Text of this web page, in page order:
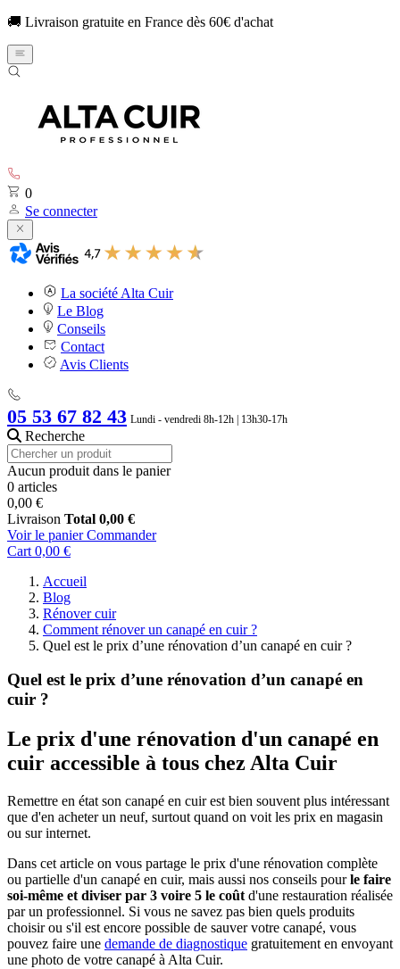
🚚 Livraison gratuite en France dès 60€ d'achat
0
Se connecter
La société Alta Cuir
Le Blog
Conseils
Contact
Avis Clients
05 53 67 82 43 Lundi - vendredi 8h-12h | 13h30-17h
Recherche
Aucun produit dans le panier
0 articles
0,00 €
Livraison Total 0,00 €
Voir le panier Commander
Cart 0,00 €
Accueil
Blog
Rénover cuir
Comment rénover un canapé en cuir ?
Quel est le prix d’une rénovation d’un canapé en cuir ?
Quel est le prix d’une rénovation d’un canapé en
cuir ?
Le prix d'une rénovation d'un canapé en
cuir accessible à tous chez Alta Cuir
Remettre en état son canapé en cuir est bien souvent plus intéressant
que d'en acheter un neuf, surtout quand on voit les prix en magasin
ou sur internet.
Dans cet article on vous partage le prix d'une rénovation complète
ou partielle d'un canapé en cuir, mais aussi nos conseils pourle faire
soi-même et diviser par 3 voire 5 le coût d'une restauration réalisée
par un professionnel. Si vous ne savez pas bien quels produits
choisir ou s'il est encore possible de sauver votre canapé, vous
pouvez faire une demande de diagnostique gratuitement en envoyant
une photo de votre canapé à Alta Cuir.